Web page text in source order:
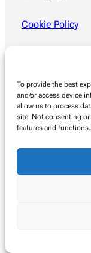
To provide the best
and/or access device
allow us to process
site. Not consenting
features and functions.
Cookie Policy